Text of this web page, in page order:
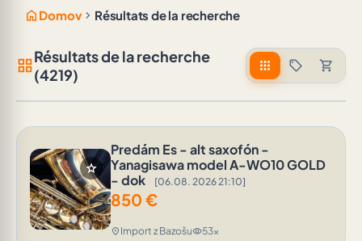
home Domov chevron_right Résultats de la recherche
grid_viewRésultats de la recherche
(4219)
apps sell shopping_cart
star
Predám Es - alt saxofón -
Yanagisawa model A-WO10 GOLD
- dok
[06.08. 2026 21:10]
850 €
location_on Import z Bazošuvisibility53x